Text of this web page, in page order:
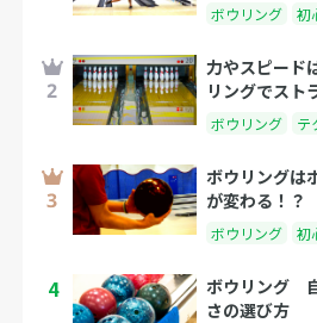
ボウリング 初
力やスピード
リングでスト
ボウリング テ
ボウリングは
が変わる！？
ボウリング 初
4
ボウリング
さの選び方